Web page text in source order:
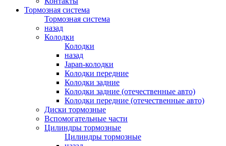
Тормозная система
Тормозная система
назад
Колодки
Колодки
назад
Japan-колодки
Колодки передние
Колодки задние
Колодки задние (отечественные авто)
Колодки передние (отечественные авто)
Диски тормозные
Вспомогательные части
Цилиндры тормозные
Цилиндры тормозные